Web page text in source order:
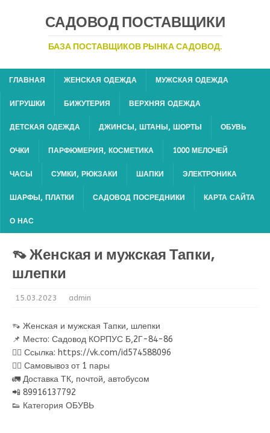
САДОВОД ПОСТАВЩИКИ
БАЗА ПОСТАВЩИКОВ РЫНКА САДОВОД.
ГЛАВНАЯ ЖЕНСКАЯ ОДЕЖДА МУЖСКАЯ ОДЕЖДА
ИГРУШКИ БИЖУТЕРИЯ ВЕРХНЯЯ ОДЕЖДА
ДЕТСКАЯ ОДЕЖДА ДЖИНСЫ, ШТАНЫ, ШОРТЫ ОБУВЬ
ОЧКИ ПАРФЮМЕРИЯ, КОСМЕТИКА 1000 МЕЛОЧЕЙ
ЧАСЫ СУМКИ, РЮКЗАКИ ШАПКИ ЭЛЕКТРОНИКА
ШАРФЫ, ПЛАТКИ САДОВОД ПОСРЕДНИКИ КАРТА САЙТА
О НАС
👡 Женская и мужская Тапки,
шлепки
15.03.2023 admin
👡 Женская и мужская Тапки, шлепки
📌 Место: Садовод КОРПУС Б,2Г-84-86
👉🏻 Ссылка: https://vk.com/id574588096
🚶‍♂ Самовывоз от 1 пары
🚛 Доставка ТК, почтой, автобусом
📲 89916137792
👟 Категория ОБУВЬ